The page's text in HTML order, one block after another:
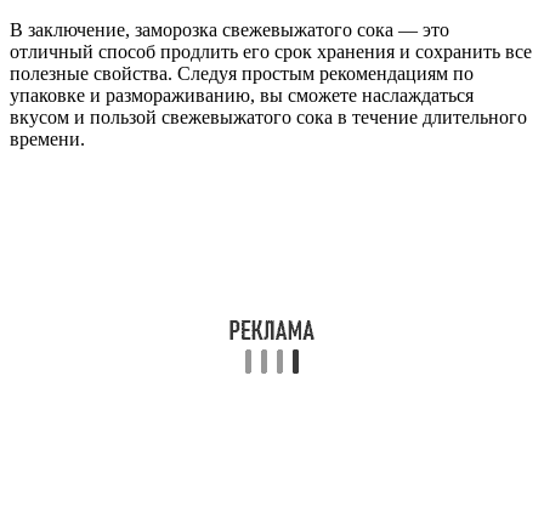
В заключение, заморозка свежевыжатого сока — это
отличный способ продлить его срок хранения и сохранить все
полезные свойства. Следуя простым рекомендациям по
упаковке и размораживанию, вы сможете наслаждаться
вкусом и пользой свежевыжатого сока в течение длительного
времени.